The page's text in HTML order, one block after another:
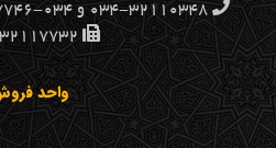
۰۳۴-۳۲۱۱۰۳۴۸ و ۰۳۴-۳۲۱۱۷۷۴۶ ۰۳۴-۳۲۱۱۷۷۴۷
۰۳۴-۳۲۱۱۷۷۳۲
واحد